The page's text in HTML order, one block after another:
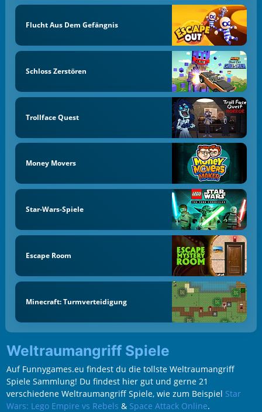
Flucht Aus Dem Gefängnis
Schloss Zerstören
Trollface Quest
Money Movers
Star-Wars-Spiele
Escape Room
Minecraft: Turmverteidigung
Weltraumangriff Spiele
Auf Funnygames.eu findest du die tollste Weltraumangriff
Spiele Sammlung! Du findest hier gut und gerne 21
verschiedene Weltraumangriff Spiele, wie zum Beispiel Star
Wars: Lego Empire vs Rebels & Space Attack Online.